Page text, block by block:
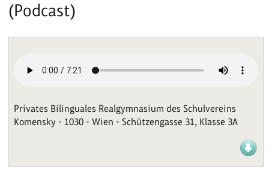
(Podcast)
Privates Bilinguales Realgymnasium des Schulvereins
Komensky - 1030 - Wien - Schützengasse 31, Klasse 3A